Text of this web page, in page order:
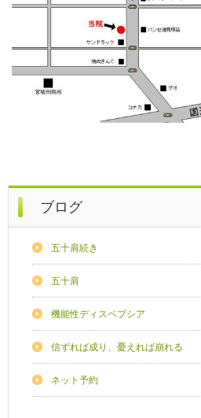
ブログ
五十肩続き
五十肩
機能性ディスペプシア
信ずれば成り、憂えれば崩れる
ネット予約